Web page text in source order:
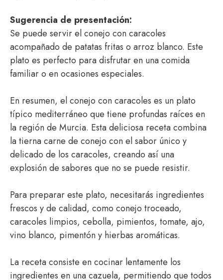
Sugerencia de presentación:
Se puede servir el conejo con caracoles
acompañado de patatas fritas o arroz blanco. Este
plato es perfecto para disfrutar en una comida
familiar o en ocasiones especiales.
En resumen, el conejo con caracoles es un plato
típico mediterráneo que tiene profundas raíces en
la región de Murcia. Esta deliciosa receta combina
la tierna carne de conejo con el sabor único y
delicado de los caracoles, creando así una
explosión de sabores que no se puede resistir.
Para preparar este plato, necesitarás ingredientes
frescos y de calidad, como conejo troceado,
caracoles limpios, cebolla, pimientos, tomate, ajo,
vino blanco, pimentón y hierbas aromáticas.
La receta consiste en cocinar lentamente los
ingredientes en una cazuela, permitiendo que todos